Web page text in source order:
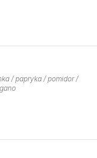
/ papryka / pomidor /